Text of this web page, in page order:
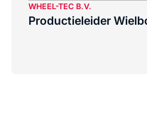
WHEEL-TEC B.V.
Productieleider